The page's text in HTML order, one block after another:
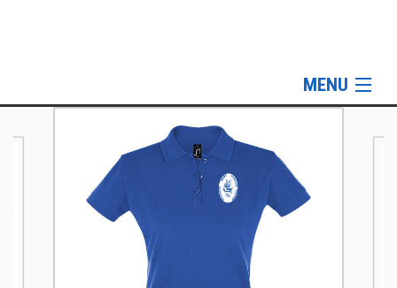
MENU
Gamme Officielle
Gamme Lifestyle
Informations